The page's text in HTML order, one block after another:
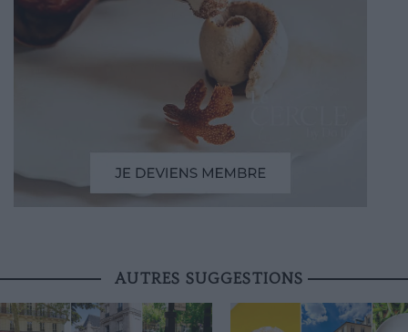
AUTRES SUGGESTIONS